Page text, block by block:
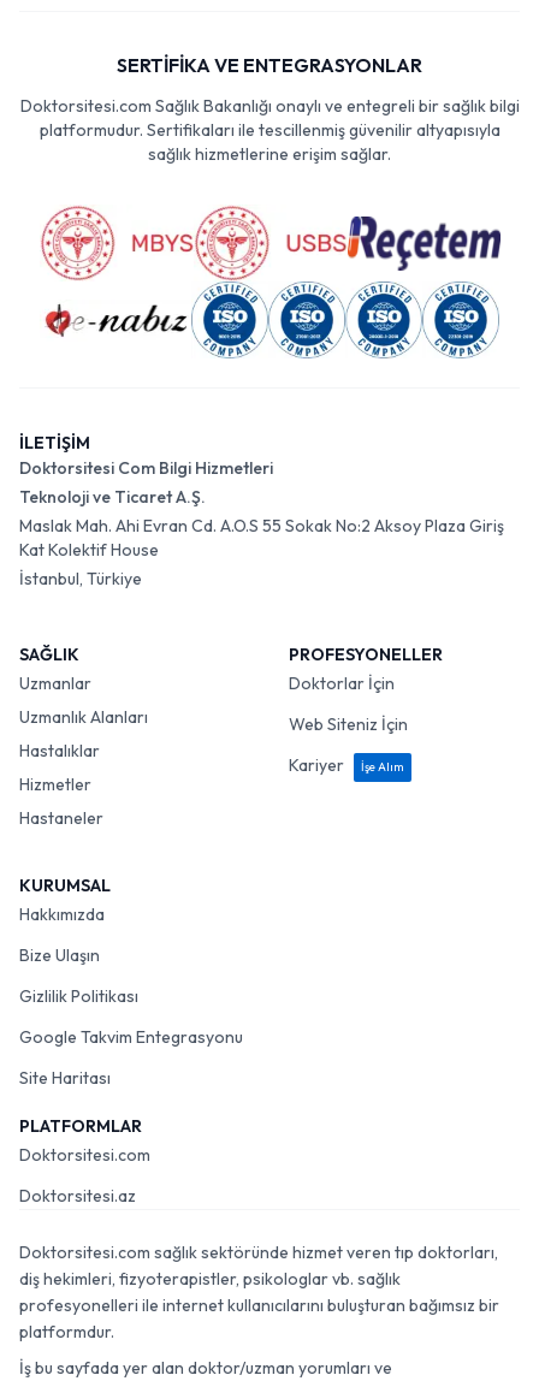
SERTİFİKA VE ENTEGRASYONLAR
Doktorsitesi.com Sağlık Bakanlığı onaylı ve entegreli bir sağlık bilgi
platformudur. Sertifikaları ile tescillenmiş güvenilir altyapısıyla
sağlık hizmetlerine erişim sağlar.
İLETİŞİM
Doktorsitesi Com Bilgi Hizmetleri
Teknoloji ve Ticaret A.Ş.
Maslak Mah. Ahi Evran Cd. A.O.S 55 Sokak No:2 Aksoy Plaza Giriş
Kat Kolektif House
İstanbul, Türkiye
SAĞLIK
Uzmanlar
Uzmanlık Alanları
Hastalıklar
Hizmetler
Hastaneler
PROFESYONELLER
Doktorlar İçin
Web Siteniz İçin
Kariyer
İşe Alım
KURUMSAL
Hakkımızda
Bize Ulaşın
Gizlilik Politikası
Google Takvim Entegrasyonu
Site Haritası
PLATFORMLAR
Doktorsitesi.com
Doktorsitesi.az
Doktorsitesi.com sağlık sektöründe hizmet veren tıp doktorları,
diş hekimleri, fizyoterapistler, psikologlar vb. sağlık
profesyonelleri ile internet kullanıcılarını buluşturan bağımsız bir
platformdur.
İş bu sayfada yer alan doktor/uzman yorumları ve